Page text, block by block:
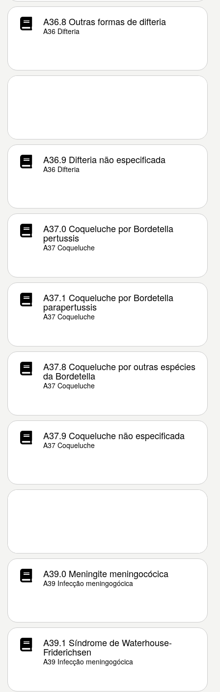
A36.8 Outras formas de difteria
A36 Difteria
A36.9 Difteria não especificada
A36 Difteria
A37.0 Coqueluche por Bordetella
pertussis
A37 Coqueluche
A37.1 Coqueluche por Bordetella
parapertussis
A37 Coqueluche
A37.8 Coqueluche por outras espécies
da Bordetella
A37 Coqueluche
A37.9 Coqueluche não especificada
A37 Coqueluche
A39.0 Meningite meningocócica
A39 Infecção meningogócica
A39.1 Síndrome de Waterhouse-
Friderichsen
A39 Infecção meningogócica